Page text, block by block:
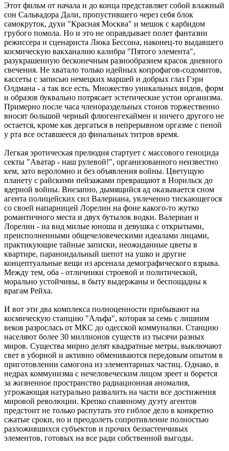
Этот фильм от начала и до конца представляет собой влажный
сон Сальвадора Дали, пропустившего через себя блок
самокруток, духи "Красная Москва" и мешок с карбидом
грубого помола. Но и это не оправдывает полет фантазии
режиссера и сценариста Люка Бессона, наконец-то выдавшего
космическую вакханалию калибра "Пятого элемента",
разукрашенную бесконечным разнообразием красок дневного
свечения. Не хватало только идейных копрофагов-содомитов,
кассеты с записью немецких маршей и добрых глаз Гэри
Олдмана - а так все есть. Множество уникальных видов, форм
и образов буквально потрясает эстетические устои организма.
Примерно после часа членораздельных стонов торжественно
вносят большой черный флюгенгехаймен и ничего другого не
остается, кроме как дергаться в непрерывном оргазме с пеной
у рта все оставшееся до финальных титров время.
Легкая эротическая прелюдия стартует с массового геноцида
секты "Аватар - наш рулевой!", организованного неизвестно
кем, зато вероломно и без объявления войны. Цветущую
планету с райскими пейзажами превращают в Норильск до
ядерной войны. Внезапно, дымящийся ад оказывается сном
агента полицейских сил Валериана, увлеченно тискающегося
со своей напарницей Лорелин на фоне какого-то жутко
романтичного места и двух бутылок водки. Валериан и
Лорелин - на вид милые юноша и девушка с открытыми,
преисполненными общечеловеческими идеалами лицами,
практикующие тайные записки, неожиданные цветы в
квартире, параноидальный шепот на ушко и другие
концептуальные вещи из арсенала демографического взрыва.
Между тем, оба - отличники строевой и политической,
морально устойчивы, в быту выдержаны и беспощадны к
врагам Рейха.
И вот эти два комплекса полноценности прибывают на
космическую станцию "Альфа", которая за семь с лишним
веков разрослась от МКС до одесской коммуналки. Станцию
населяют более 30 миллионов существ из тысячи разных
миров. Существа мирно делят квадратные метры, выключают
свет в уборной и активно обмениваются передовым опытом в
приготовлении самогона из элементарных частиц. Однако, в
недрах коммунизма с нечеловеческим лицом зреет и борется
за жизненное пространство радиационная аномалия,
угрожающая натурально развалить на части все достижения
мировой революции. Крепко спаянному дуэту агентов
предстоит не только распутать это гиблое дело в конкретно
сжатые сроки, но и преодолеть сопротивление полностью
разложившихся субъектов и прочих беззастенчивых
элементов, готовых на все ради собственной выгоды.